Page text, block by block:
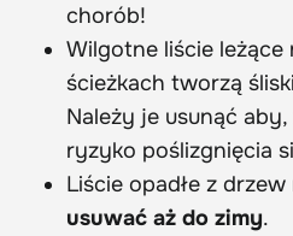
chorób!
Wilgotne liście leżące
ścieżkach tworzą
Należy je usunąć
ryzyko poślizgnięcia
Liście opadłe z drzew
usuwać aż do zimy.